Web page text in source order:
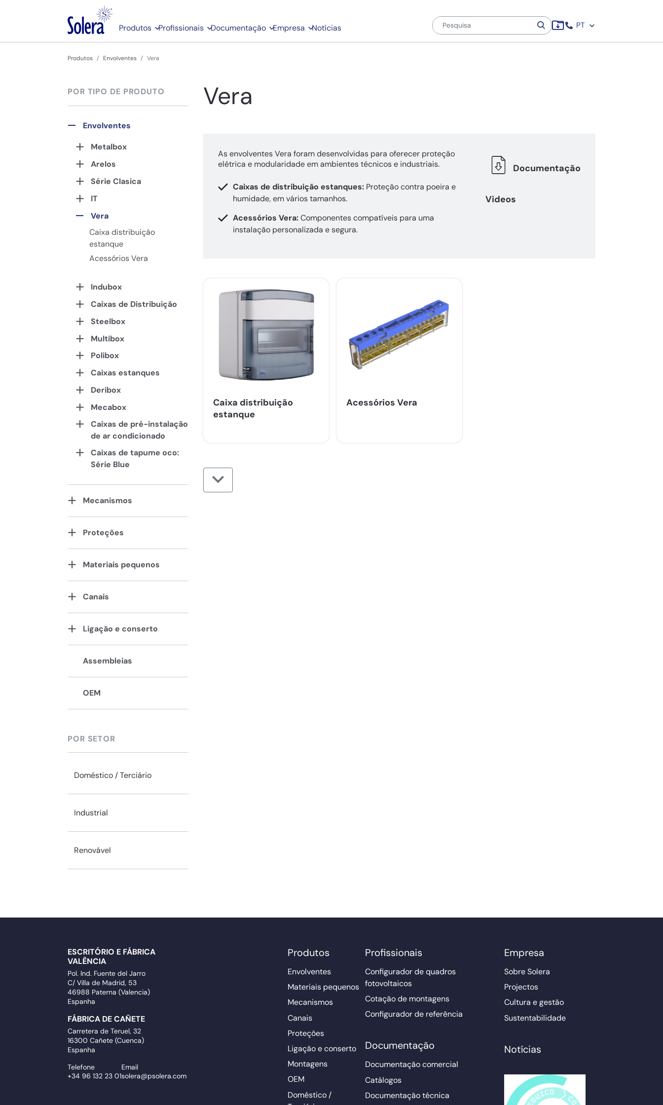
Produtos Profissionais Documentação Empresa Notícias PT
Produtos Envolventes Vera
POR TIPO DE PRODUTO
Envolventes
Metalbox
Arelos
Série Clasica
IT
Vera
Caixa distribuição
estanque
Acessórios Vera
Indubox
Caixas de Distribuição
Steelbox
Multibox
Polibox
Caixas estanques
Deribox
Mecabox
Caixas de pré-instalação
de ar condicionado
Caixas de tapume oco:
Série Blue
Mecanismos
Proteções
Materiais pequenos
Canais
Ligação e conserto
Assembleias
OEM
POR SETOR
Doméstico / Terciário
Industrial
Renovável
Vera
As envolventes Vera foram desenvolvidas para oferecer proteção
elétrica e modularidade em ambientes técnicos e industriais.
Caixas de distribuição estanques: Proteção contra poeira e
humidade, em vários tamanhos.
Acessórios Vera:Componentes compatíveis para uma
instalação personalizada e segura.
Documentação
Videos
Caixa distribuição
estanque
Acessórios Vera
ESCRITÓRIO E FÁBRICA
VALÊNCIA
Pol. Ind. Fuente del Jarro
C/ Villa de Madrid, 53
46988 Paterna (Valencia)
Espanha
FÁBRICA DE CAÑETE
Carretera de Teruel, 32
16300 Cañete (Cuenca)
Espanha
Telefone
+34 96 132 23 01
Email
solera@psolera.com
Produtos
Envolventes
Materiais pequenos
Mecanismos
Canais
Proteções
Ligação e conserto
Montagens
OEM
Doméstico /
Profissionais
Configurador de quadros
fotovoltaicos
Cotação de montagens
Configurador de referência
Documentação
Documentação comercial
Catálogos
Documentação técnica
Empresa
Sobre Solera
Projectos
Cultura e gestão
Sustentabilidade
Notícias